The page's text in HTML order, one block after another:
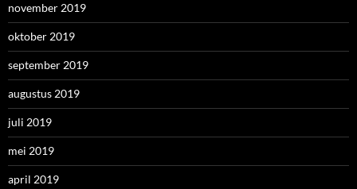
november 2019
oktober 2019
september 2019
augustus 2019
juli 2019
mei 2019
april 2019